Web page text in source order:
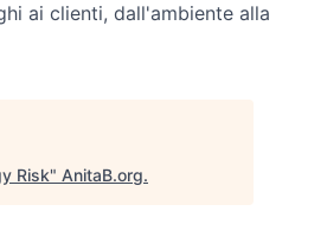
ai clienti, dall'ambiente alla
Risk" AnitaB.org.